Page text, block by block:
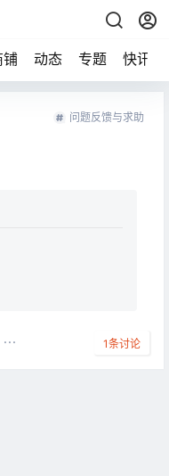
铺 动态 专题 快讯
问题反馈与求助
1条讨论